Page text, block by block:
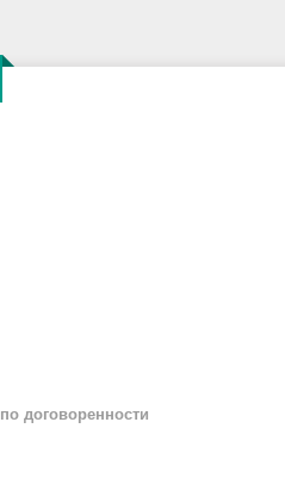
по договоренности